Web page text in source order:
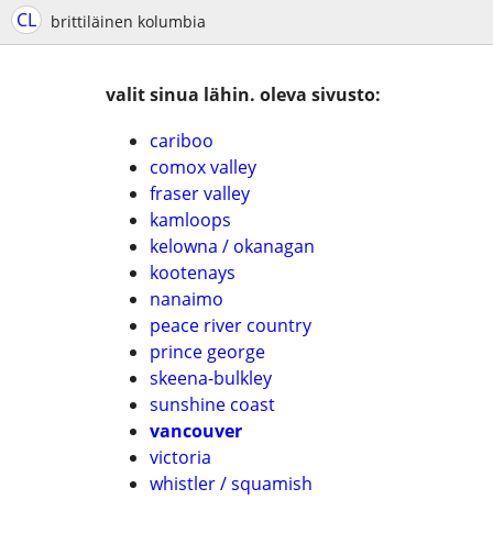
CL brittiläinen kolumbia
valit sinua lähin. oleva sivusto:
cariboo
comox valley
fraser valley
kamloops
kelowna / okanagan
kootenays
nanaimo
peace river country
prince george
skeena-bulkley
sunshine coast
vancouver
victoria
whistler / squamish